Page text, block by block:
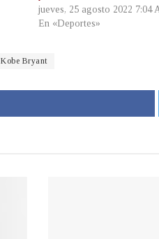
jueves, 25 agosto 2022 7:04
En «Deportes»
Kobe Bryant